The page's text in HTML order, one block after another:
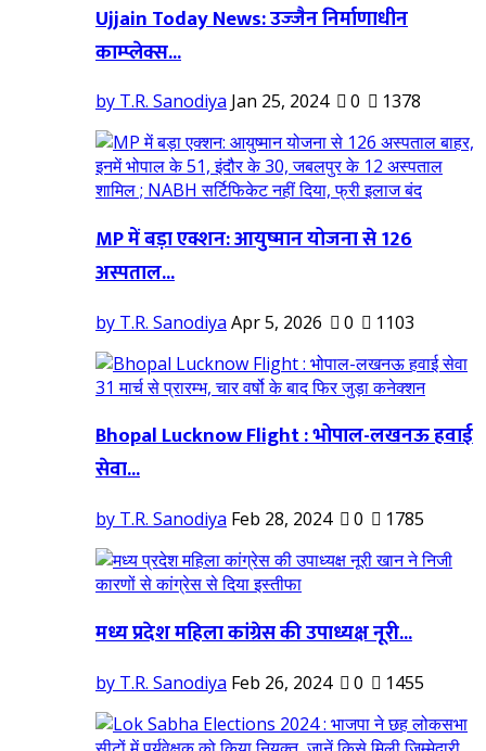
Ujjain Today News: उज्‍जैन निर्माणाधीन
काम्प्लेक्स...
by T.R. Sanodiya Jan 25, 2024 0 1378
MP में बड़ा एक्शन: आयुष्मान योजना से 126
अस्पताल...
by T.R. Sanodiya Apr 5, 2026 0 1103
Bhopal Lucknow Flight : भोपाल-लखनऊ हवाई
सेवा...
by T.R. Sanodiya Feb 28, 2024 0 1785
मध्य प्रदेश महिला कांग्रेस की उपाध्यक्ष नूरी...
by T.R. Sanodiya Feb 26, 2024 0 1455